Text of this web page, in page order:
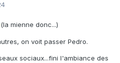
(la mienne donc...)
on voit passer Pedro.
sociaux...fini l'ambiance des